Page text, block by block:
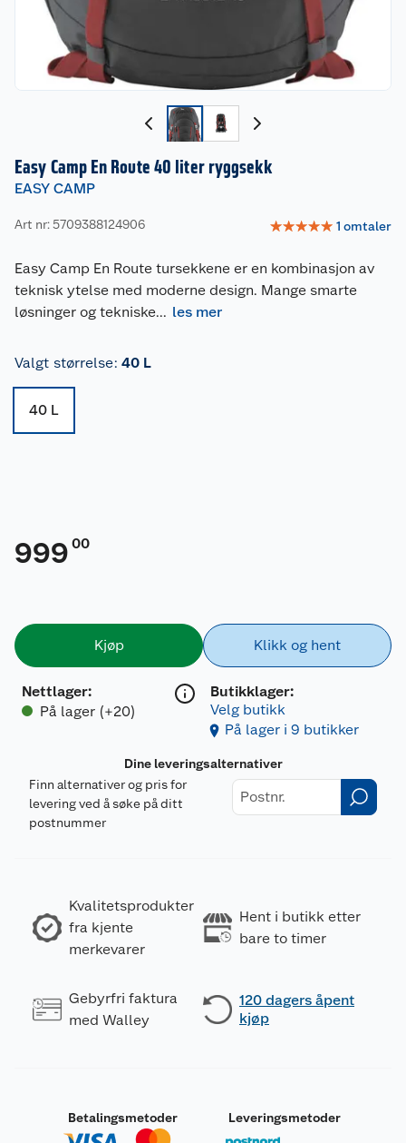
Easy Camp En Route 40 liter ryggsekk
EASY CAMP
Art nr: 5709388124906 ☆☆☆☆☆ 1 omtaler
Easy Camp En Route tursekkene er en kombinasjon av
teknisk ytelse med moderne design. Mange smarte
løsninger og tekniske... les mer
Valgt størrelse: 40 L
40 L
999 00
Kjøp
Nettlager:
På lager (+20)
Klikk og hent
Butikklager:
Velg butikk
På lager i 9 butikker
Dine leveringsalternativer
Finn alternativer og pris for
levering ved å søke på ditt
postnummer
Kvalitetsprodukter
fra kjente
merkevarer
Hent i butikk etter
bare to timer
Gebyrfri faktura
med Walley
120 dagers åpent
kjøp
Betalingsmetoder Leveringsmetoder